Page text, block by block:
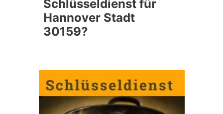
Schlüsseldienst für
Hannover Stadt
30159?